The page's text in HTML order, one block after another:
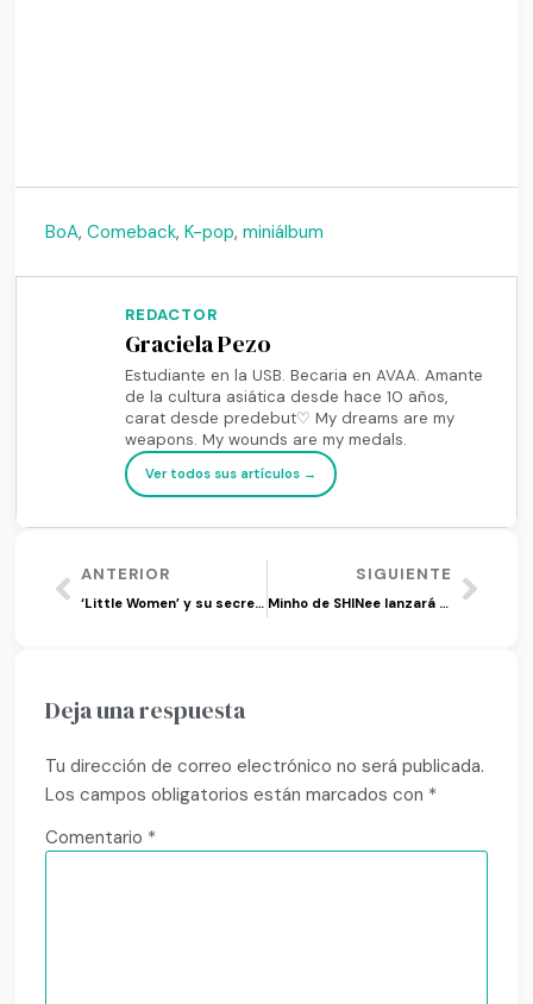
BoA,Comeback,K-pop,miniálbum
REDACTOR
Graciela Pezo
Estudiante en la USB. Becaria en AVAA. Amante
de la cultura asiática desde hace 10 años,
carat desde predebut♡ My dreams are my
weapons. My wounds are my medals.
Ver todos sus artículos →
ANTERIOR
‘Little Women’ y su secreto sobre la sociedad coreana
SIGUIENTE
Minho de SHINee lanzará su 1er mini álbum ‘Chase’
Deja una respuesta
Tu dirección de correo electrónico no será publicada.
Los campos obligatorios están marcados con *
Comentario *